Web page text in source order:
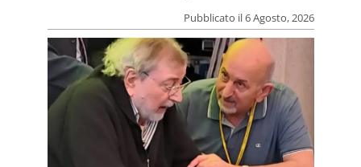
Pubblicato il 6 Agosto, 2026